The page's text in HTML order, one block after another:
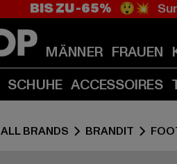
BIS ZU -65% 😲💥
MÄNNER FRAUEN
SCHUHE ACCESSOIRES
ALL BRANDS BRANDIT